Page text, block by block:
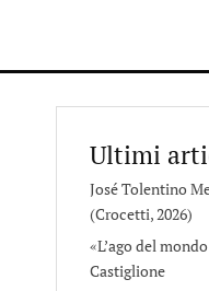
Ultimi
José Tolentino
(Crocetti, 2026)
«L’ago del
Castiglione